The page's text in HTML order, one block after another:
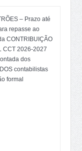
– Prazo até
repasse ao
CONTRIBUIÇÃO
CCT 2026-2027
dos
contabilistas
formal